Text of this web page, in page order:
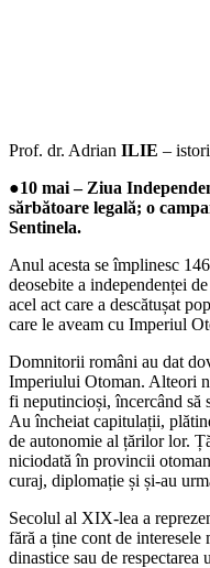
Prof. dr. Adrian ILIE –
●10 mai – Ziua
sărbătoare legală; o
Sentinela.
Anul acesta se împlinesc
deosebite a independenței
acel act care a descătușat
care le aveam cu Imperiul
Domnitorii români au dat
Imperiului Otoman. Alteori
fi neputincioși, încercând să
Au încheiat capitulații,
de autonomie al țărilor lor.
niciodată în provincii
curaj, diplomație și și-au
Secolul al XIX-lea a
fără a ține cont de
dinastice sau de respectarea